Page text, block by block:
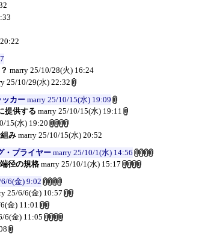
marry 25/10/28(火) 16:24
25/10/29(水) 22:32
カー marry 25/10/15(水) 19:09
提供する marry 25/10/15(水) 19:11
15(水) 19:20
み marry 25/10/15(水) 20:52
・プライヤー marry 25/10/1(水) 14:56
径の規格 marry 25/10/1(水) 15:17
6(金) 9:02
25/6/6(金) 10:57
金) 11:01
6(金) 11:05